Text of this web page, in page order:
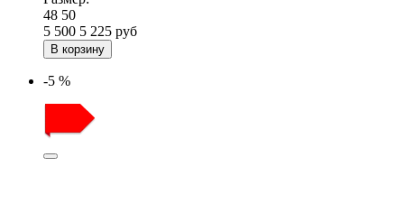
48 50
5 500 5 225 руб
В корзину
-5 %